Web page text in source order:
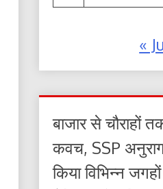
«
बाजार से चौराहों
कवच, SSP
किया विभिन्न